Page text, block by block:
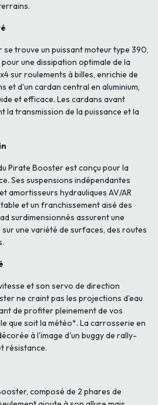
trouve un puissant moteur type 390,
une dissipation optimale de la
sur roulements à billes, enrichie de
et d'un cardan central en aluminium,
et efficace. Les cardans avant
la transmission de la puissance et la
Pirate Booster est conçu pour la
Ses suspensions indépendantes
amortisseurs hydrauliques AV/AR
et un franchissement aisé des
surdimensionnés assurent une
une variété de surfaces, des routes
et son servo de direction
ne craint pas les projections d'eau
de profiter pleinement de vos
que soit la météo*. La carrosserie en
à l'image d'un buggy de rally-
résistance.
composé de 2 phares de